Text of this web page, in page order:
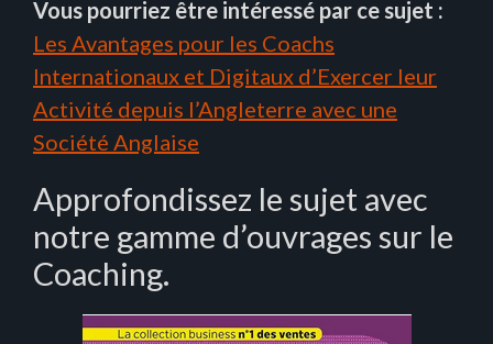
Vous pourriez être intéressé par ce sujet :
Les Avantages pour les Coachs
Internationaux et Digitaux d’Exercer leur
Activité depuis l’Angleterre avec une
Société Anglaise
Approfondissez le sujet avec
notre gamme d’ouvrages sur le
Coaching.